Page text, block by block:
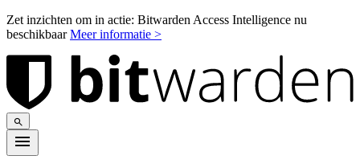
Zet inzichten om in actie: Bitwarden Access Intelligence nu
beschikbaarMeer informatie >